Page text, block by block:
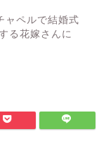
ャペルで結婚式
る花嫁さんに